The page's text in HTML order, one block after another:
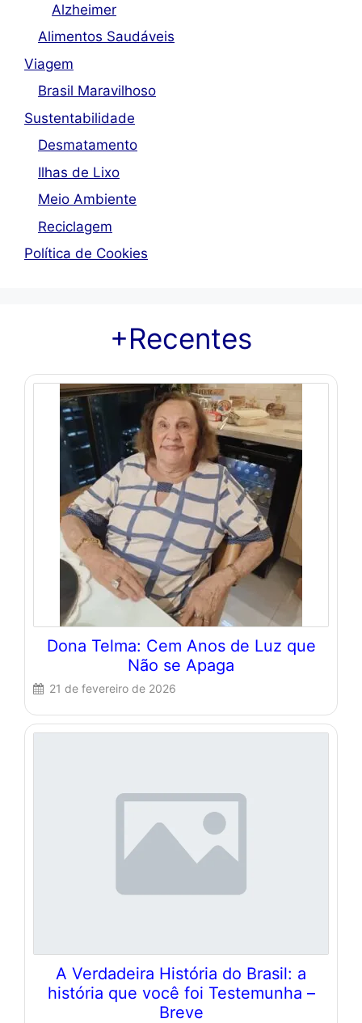
Alzheimer
Alimentos Saudáveis
Viagem
Brasil Maravilhoso
Sustentabilidade
Desmatamento
Ilhas de Lixo
Meio Ambiente
Reciclagem
Política de Cookies
+Recentes
Dona Telma: Cem Anos de Luz que
Não se Apaga
21 de fevereiro de 2026
A Verdadeira História do Brasil: a
história que você foi Testemunha –
Breve